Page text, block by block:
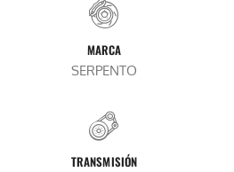
MARCA
SERPENTO
TRANSMISIÓN